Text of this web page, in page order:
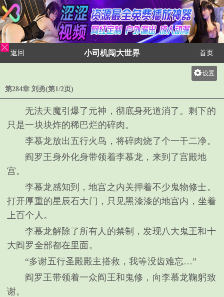
返回 小司机闯大世界 首页
设置
第284章 刘勇(第1/2页)
无法天魔引爆了元神，彻底身死道消了。剩下的
只是一块块炸的稀巴烂的碎肉。
李慕龙放出五行火鸟，将碎肉烧了个一干二净。
阎罗王身外化身带领着李慕龙，来到了宫殿地
宫。
李慕龙感知到，地宫之内关押着不少鬼物修士。
打开厚重的星辰石大门，只见黑漆漆的地宫内，坐着
上百个人。
李慕龙解除了所有人的禁制，发现八大鬼王和十
大阎罗全部都在里面。
“多谢五行圣殿殿主搭救，我等没齿难忘…”
阎罗王带领着一众阎王和鬼修，向李慕龙鞠躬致
谢。